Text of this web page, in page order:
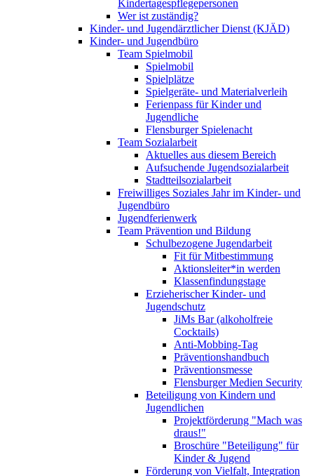
Kindertagespflegepersonen
Wer ist zuständig?
Kinder- und Jugendärztlicher Dienst (KJÄD)
Kinder- und Jugendbüro
Team Spielmobil
Spielmobil
Spielplätze
Spielgeräte- und Materialverleih
Ferienpass für Kinder und
Jugendliche
Flensburger Spielenacht
Team Sozialarbeit
Aktuelles aus diesem Bereich
Aufsuchende Jugendsozialarbeit
Stadtteilsozialarbeit
Freiwilliges Soziales Jahr im Kinder- und
Jugendbüro
Jugendferienwerk
Team Prävention und Bildung
Schulbezogene Jugendarbeit
Fit für Mitbestimmung
Aktionsleiter*in werden
Klassenfindungstage
Erzieherischer Kinder- und
Jugendschutz
JiMs Bar (alkoholfreie
Cocktails)
Anti-Mobbing-Tag
Präventionshandbuch
Präventionsmesse
Flensburger Medien Security
Beteiligung von Kindern und
Jugendlichen
Projektförderung "Mach was
draus!"
Broschüre "Beteiligung" für
Kinder & Jugend
Förderung von Vielfalt, Integration